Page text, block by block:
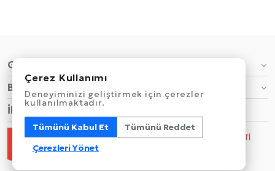
GENEL
BİLGİ
İLETİŞİM
Çerez Kullanımı
Deneyiminizi geliştirmek için çerezler
kullanılmaktadır.
Tümünü Kabul Et
Tümünü Reddet
Çerezleri Yönet
Çerez Kullanımı
Deneyiminizi geliştirmek için çerezler
kullanılmaktadır.
Tümünü Kabul Et
Tümünü Reddet
Çerezleri Yönet